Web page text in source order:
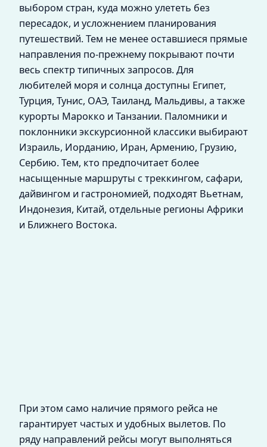
выбором стран, куда можно улететь без
пересадок, и усложнением планирования
путешествий. Тем не менее оставшиеся прямые
направления по-прежнему покрывают почти
весь спектр типичных запросов. Для
любителей моря и солнца доступны Египет,
Турция, Тунис, ОАЭ, Таиланд, Мальдивы, а также
курорты Марокко и Танзании. Паломники и
поклонники экскурсионной классики выбирают
Израиль, Иорданию, Иран, Армению, Грузию,
Сербию. Тем, кто предпочитает более
насыщенные маршруты с треккингом, сафари,
дайвингом и гастрономией, подходят Вьетнам,
Индонезия, Китай, отдельные регионы Африки
и Ближнего Востока.
При этом само наличие прямого рейса не
гарантирует частых и удобных вылетов. По
ряду направлений рейсы могут выполняться